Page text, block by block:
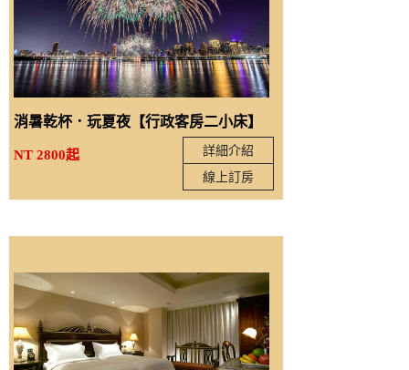
消暑乾杯．玩夏夜【行政客房二小床】
NT 2800起
詳細介紹
線上訂房